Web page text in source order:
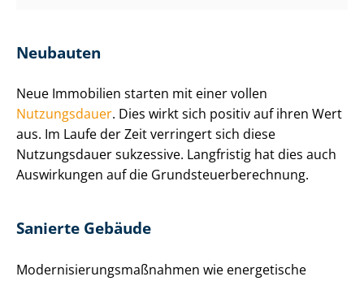
Neubauten
Neue Immobilien starten mit einer vollen
Nutzungsdauer. Dies wirkt sich positiv auf ihren Wert
aus. Im Laufe der Zeit verringert sich diese
Nutzungsdauer sukzessive. Langfristig hat dies auch
Auswirkungen auf die Grund­steu­er­be­rech­nung.
Sanierte Gebäude
Mo­der­ni­sie­rungs­maß­nah­men wie energetische